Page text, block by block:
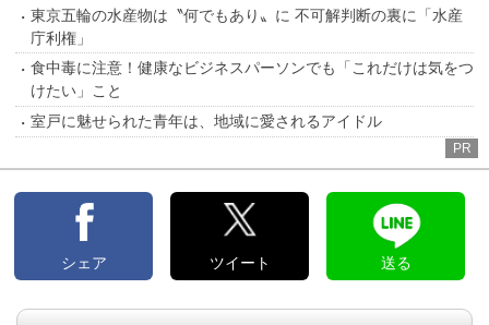
東京五輪の水産物は〝何でもあり〟に 不可解判断の裏に「水産
庁利権」
食中毒に注意！健康なビジネスパーソンでも「これだけは気をつ
けたい」こと
室戸に魅せられた青年は、地域に愛されるアイドル
PR
シェア ツイート 送る